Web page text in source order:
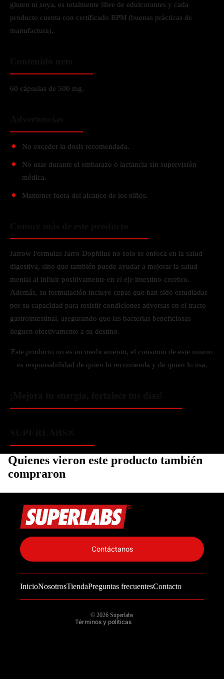
gluten ni soya, es totalmente libre de edulcorantes y cada
producto cuenta con certificado BPM (buenas prácticas de
manufactura).
60 cápsulas de 500 mg.
No exceder la dosis recomendada.
No usar durante el embarazo o lactancia sin supervisión
médica.
Mantener fuera del alcance de los niños.
Jarrow Formulas Jarro-Dophilus no solo se enfoca en la salud
digestiva, sino que también puede ayudar a mejorar la salud
mental al influir positivamente en el eje intestino-cerebro.
Además, su formulación incluye cepas que han sido estudiadas
por su capacidad para resistir condiciones adversas en el tracto
gastrointestinal, asegurando que las bacterias beneficiosas
lleguen efectivamente a su destino.
Este producto no es un medicamento, el consumo de este mismo
es responsabilidad de quien lo recomienda y de quien lo usa.
Quienes vieron este producto también
compraron
InicioNosotrosTiendaPreguntas frecuentesContacto
Contáctanos
© 2026 Superlabs
Términos y políticas
Información de contacto
Política de reembolso
Términos del servicio
Política de envío